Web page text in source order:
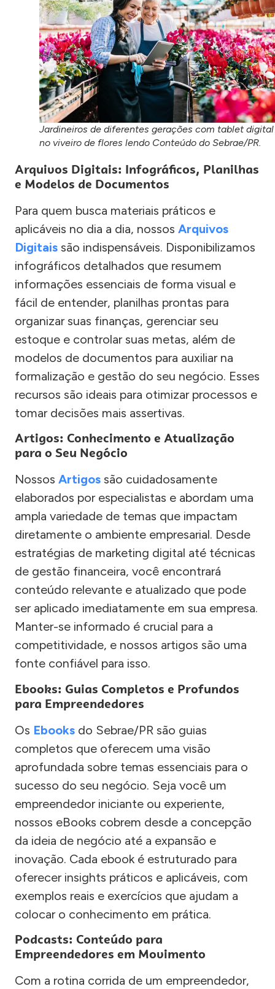
Jardineiros de diferentes gerações com tablet digital
no viveiro de flores lendo Conteúdo do Sebrae/PR.
Arquivos Digitais: Infográficos, Planilhas
e Modelos de Documentos
Para quem busca materiais práticos e
aplicáveis no dia a dia, nossos Arquivos
Digitais são indispensáveis. Disponibilizamos
infográficos detalhados que resumem
informações essenciais de forma visual e
fácil de entender, planilhas prontas para
organizar suas finanças, gerenciar seu
estoque e controlar suas metas, além de
modelos de documentos para auxiliar na
formalização e gestão do seu negócio. Esses
recursos são ideais para otimizar processos e
tomar decisões mais assertivas.
Artigos: Conhecimento e Atualização
para o Seu Negócio
Nossos Artigos são cuidadosamente
elaborados por especialistas e abordam uma
ampla variedade de temas que impactam
diretamente o ambiente empresarial. Desde
estratégias de marketing digital até técnicas
de gestão financeira, você encontrará
conteúdo relevante e atualizado que pode
ser aplicado imediatamente em sua empresa.
Manter-se informado é crucial para a
competitividade, e nossos artigos são uma
fonte confiável para isso.
Ebooks: Guias Completos e Profundos
para Empreendedores
Os Ebooks do Sebrae/PR são guias
completos que oferecem uma visão
aprofundada sobre temas essenciais para o
sucesso do seu negócio. Seja você um
empreendedor iniciante ou experiente,
nossos eBooks cobrem desde a concepção
da ideia de negócio até a expansão e
inovação. Cada ebook é estruturado para
oferecer insights práticos e aplicáveis, com
exemplos reais e exercícios que ajudam a
colocar o conhecimento em prática.
Podcasts: Conteúdo para
Empreendedores em Movimento
Com a rotina corrida de um empreendedor,